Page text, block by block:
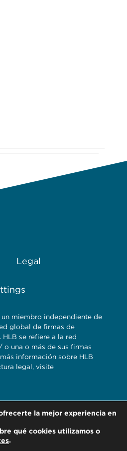
Legal
un miembro independiente de
global de firmas de
se refiere a la red
o una o más de sus firmas
información sobre HLB
legal, visite
piso Reserva
Territorial Atlixcayotl,
2222103750
la mejor experiencia en
qué cookies utilizamos o
.